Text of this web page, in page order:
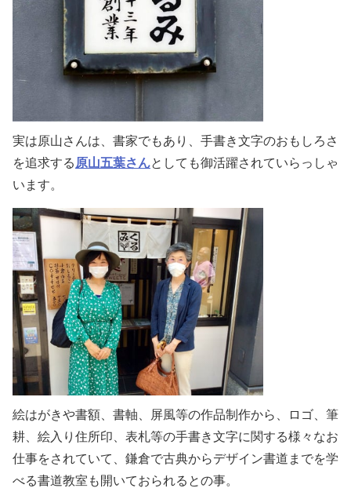
実は原山さんは、書家でもあり、手書き文字のおもしろさ
を追求する原山五葉さんとしても御活躍されていらっしゃ
います。
絵はがきや書額、書軸、屏風等の作品制作から、ロゴ、筆
耕、絵入り住所印、表札等の手書き文字に関する様々なお
仕事をされていて、鎌倉で古典からデザイン書道までを学
べる書道教室も開いておられるとの事。